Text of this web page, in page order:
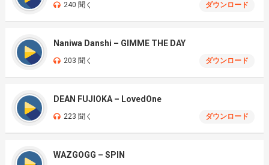
240 聞く ダウンロード
Naniwa Danshi – GIMME THE DAY
203 聞く ダウンロード
DEAN FUJIOKA – LovedOne
223 聞く ダウンロード
WAZGOGG – SPIN